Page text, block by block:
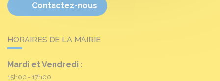
Contactez-nous
HORAIRES DE LA MAIRIE
Mardi et Vendredi :
15h00 - 17h00